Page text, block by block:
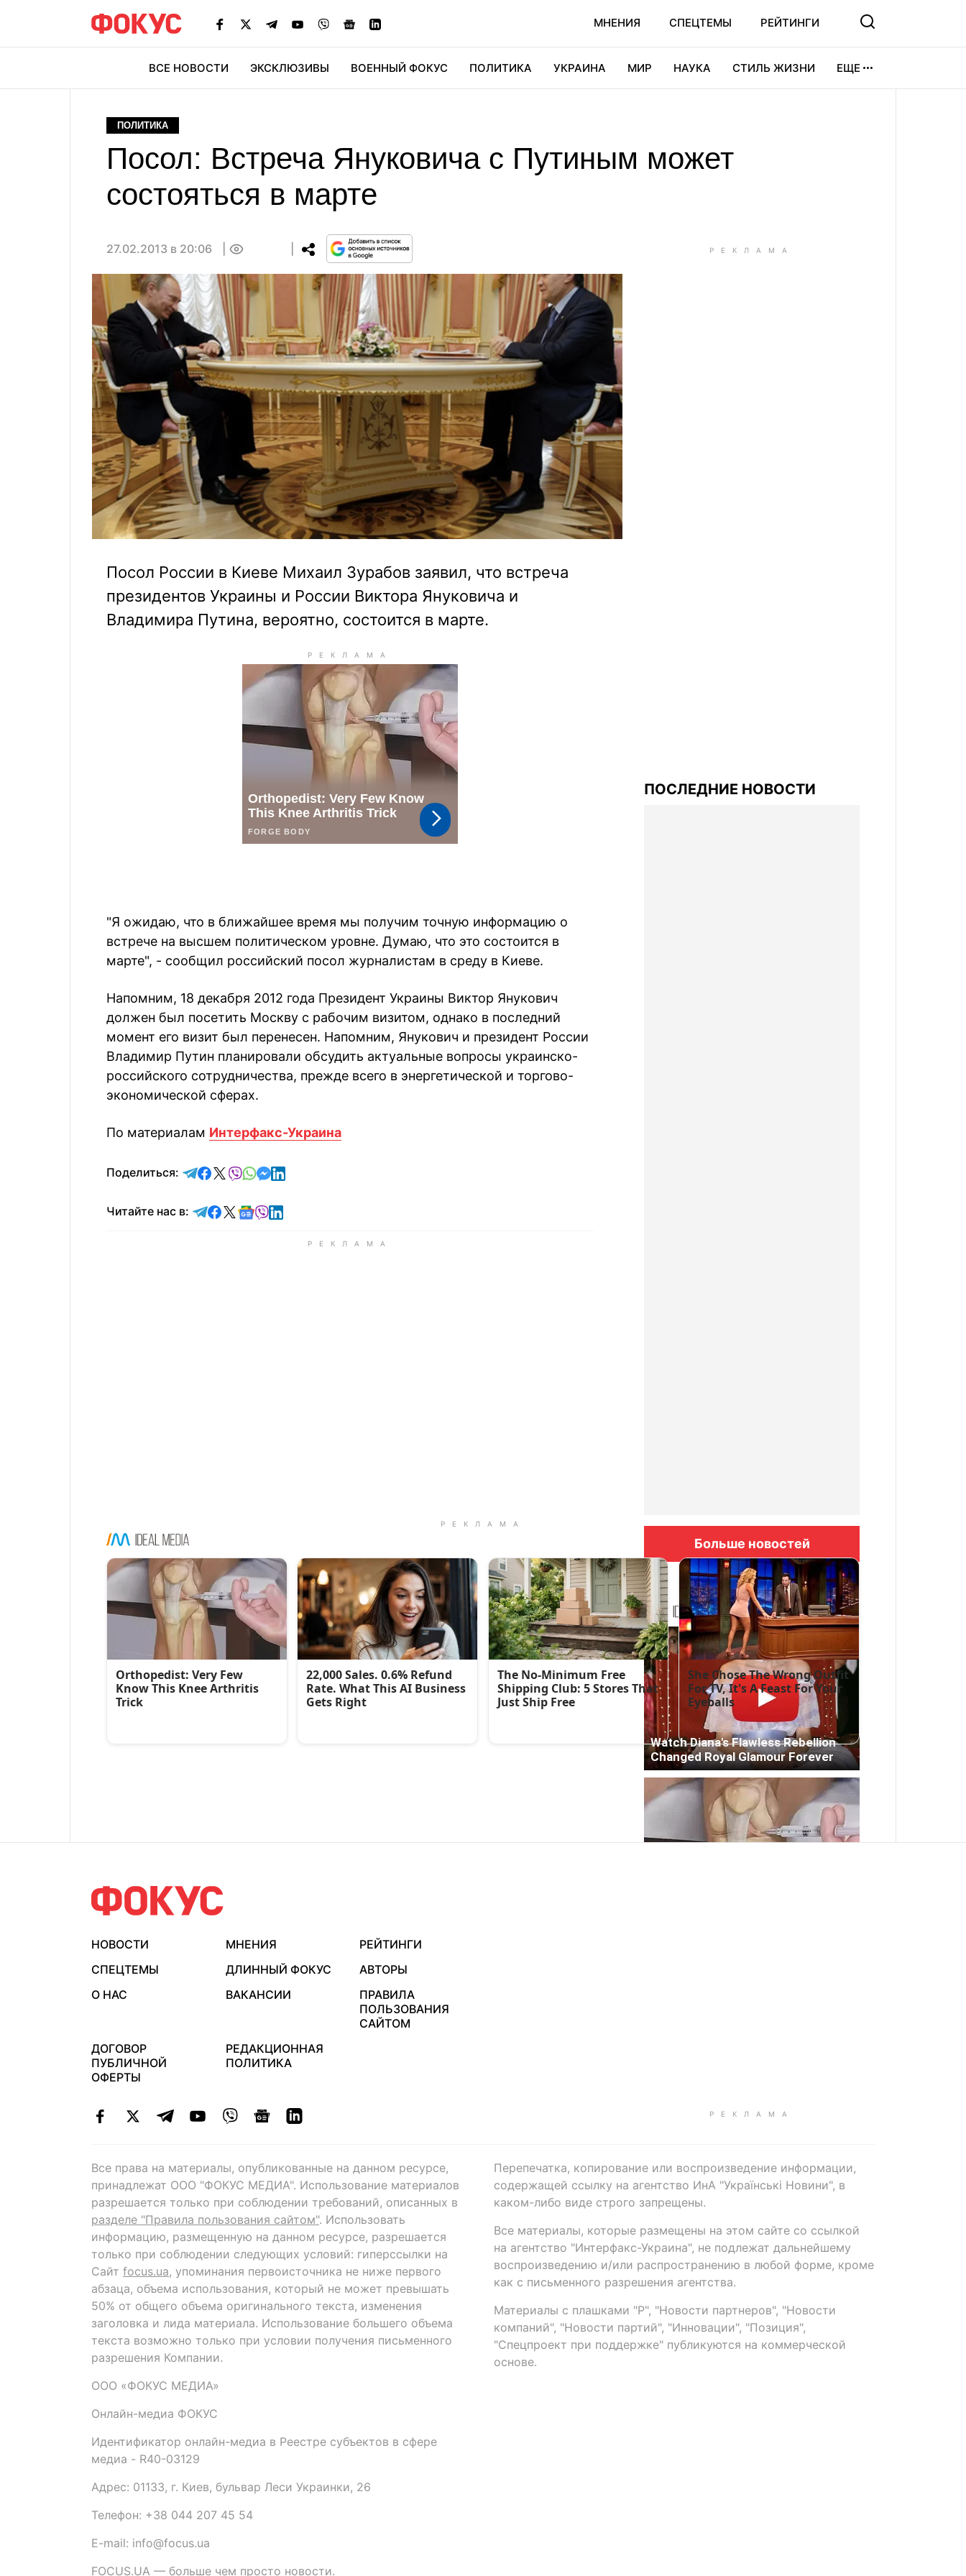
МНЕНИЯ СПЕЦТЕМЫ РЕЙТИНГИ
ВСЕ НОВОСТИ ЭКСКЛЮЗИВЫ ВОЕННЫЙ ФОКУС ПОЛИТИКА УКРАИНА МИР НАУКА СТИЛЬ ЖИЗНИ ЕЩЕ
ПОЛИТИКА
Посол: Встреча Януковича с Путиным может
состояться в марте
27.02.2013 в 20:06
Посол России в Киеве Михаил Зурабов заявил, что встреча
президентов Украины и России Виктора Януковича и
Владимира Путина, вероятно, состоится в марте.
"Я ожидаю, что в ближайшее время мы получим точную информацию о
встрече на высшем политическом уровне. Думаю, что это состоится в
марте", - сообщил российский посол журналистам в среду в Киеве.
Напомним, 18 декабря 2012 года Президент Украины Виктор Янукович
должен был посетить Москву с рабочим визитом, однако в последний
момент его визит был перенесен. Напомним, Янукович и президент России
Владимир Путин планировали обсудить актуальные вопросы украинско-
российского сотрудничества, прежде всего в энергетической и торгово-
экономической сферах.
По материалам Интерфакс-Украина
Поделиться: отправить в Telegram
поделиться в Facebook
поделиться в X
отправить в Viber
отправить в Whatsapp
отправить в Messenger
отправить в LinkedIn
Читайте нас в: Читайте в Telegram
Читайте в Facebook
Читайте в X
Читайте в Google news
Читайте в Viber
Читайте в LinkedIn
ПОСЛЕДНИЕ НОВОСТИ
Больше новостей
НОВОСТИ МНЕНИЯ
РЕЙТИНГИ
СПЕЦТЕМЫ
ДЛИННЫЙ ФОКУС
АВТОРЫ
О НАС
ВАКАНСИИ
ПРАВИЛА
ПОЛЬЗОВАНИЯ
САЙТОМ
ДОГОВОР
ПУБЛИЧНОЙ
ОФЕРТЫ
РЕДАКЦИОННАЯ
ПОЛИТИКА
Все права на материалы, опубликованные на данном ресурсе,
принадлежат ООО "ФОКУС МЕДИА". Использование материалов
разрешается только при соблюдении требований, описанных в
разделе "Правила пользования сайтом". Использовать
информацию, размещенную на данном ресурсе, разрешается
только при соблюдении следующих условий: гиперссылки на
Сайт focus.ua, упоминания первоисточника не ниже первого
абзаца, объема использования, который не может превышать
50% от общего объема оригинального текста, изменения
заголовка и лида материала. Использование большего объема
текста возможно только при условии получения письменного
разрешения Компании.
ООО «ФОКУС МЕДИА»
Онлайн-медиа ФОКУС
Идентификатор онлайн-медиа в Реестре субъектов в сфере
медиа - R40-03129
Адрес: 01133, г. Киев, бульвар Леси Украинки, 26
Телефон: +38 044 207 45 54
E-mail: info@focus.ua
FOCUS.UA — больше чем просто новости.
Перепечатка, копирование или воспроизведение информации,
содержащей ссылку на агентство ИнА "Українські Новини", в
каком-либо виде строго запрещены.
Все материалы, которые размещены на этом сайте со ссылкой
на агентство "Интерфакс-Украина", не подлежат дальнейшему
воспроизведению и/или распространению в любой форме, кроме
как с письменного разрешения агентства.
Материалы с плашками "Р", "Новости партнеров", "Новости
компаний", "Новости партий", "Инновации", "Позиция",
"Спецпроект при поддержке" публикуются на коммерческой
основе.